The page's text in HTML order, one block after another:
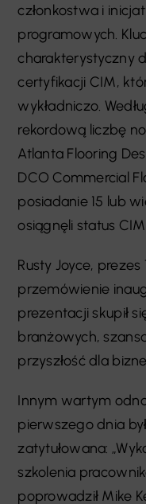
członkostwa i
programowych.
charakterystyczny
certyfikacji CIM,
wykładniczo.
rekordową liczbę
Atlanta Flooring
DCO Commercial
posiadanie 15 lub
osiągnęli status
Rusty Joyce,
przemówienie
prezentacji skupił
branżowych,
przyszłość dla
Innym wartym
pierwszego dnia
zatytułowana:
szkolenia
poprowadził Mike